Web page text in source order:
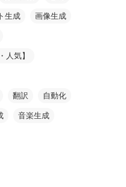
生成 画像生成
人気】
翻訳 自動化
音楽生成